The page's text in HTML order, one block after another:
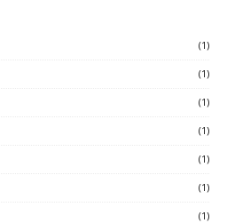
(1)
(1)
(1)
(1)
(1)
(1)
(1)